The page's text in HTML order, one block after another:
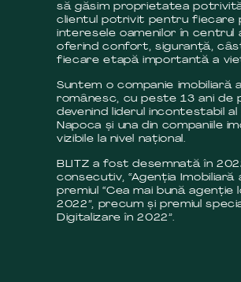
să găsim proprietatea
clientul potrivit pentru fiecare
interesele oamenilor în
oferind confort, siguranță,
fiecare etapă importantă a
Suntem o companie imobiliară
românesc, cu peste 13 ani de
devenind liderul incontestabil
Napoca și una din companiile
vizibile la nivel național.
BLITZ a fost desemnată în
consecutiv, “Agenția Imobiliară
premiul “Cea mai bună agenție
2022”, precum și premiul
Digitalizare în 2022”.